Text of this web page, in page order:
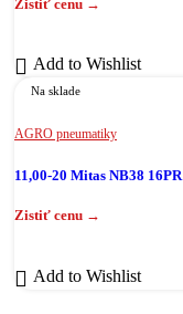
Add to Wishlist
Na sklade
AGRO pneumatiky
11,00-20 Mitas NB38 16PR
Add to Wishlist